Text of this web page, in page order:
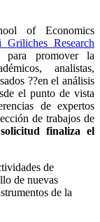
of Economics
Griliches Research
promover la
analistas,
??en el análisis
el punto de vista
de expertos
de trabajos de
finaliza el
de
de nuevas
de la